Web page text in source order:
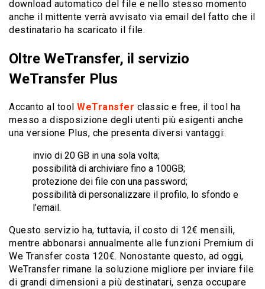
download automatico del file e nello stesso momento
anche il mittente verrà avvisato via email del fatto che il
destinatario ha scaricato il file.
Oltre WeTransfer, il servizio
WeTransfer Plus
Accanto al tool WeTransfer classic e free, il tool ha
messo a disposizione degli utenti più esigenti anche
una versione Plus, che presenta diversi vantaggi:
invio di 20 GB in una sola volta;
possibilità di archiviare fino a 100GB;
protezione dei file con una password;
possibilità di personalizzare il profilo, lo sfondo e
l’email.
Questo servizio ha, tuttavia, il costo di 12€ mensili,
mentre abbonarsi annualmente alle funzioni Premium di
We Transfer costa 120€. Nonostante questo, ad oggi,
WeTransfer rimane la soluzione migliore per inviare file
di grandi dimensioni a più destinatari, senza occupare